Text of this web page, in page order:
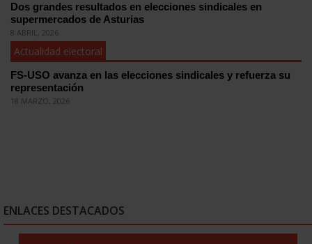
Dos grandes resultados en elecciones sindicales en
supermercados de Asturias
8 ABRIL, 2026
Actualidad electoral
FS-USO avanza en las elecciones sindicales y refuerza su
representación
18 MARZO, 2026
ENLACES DESTACADOS